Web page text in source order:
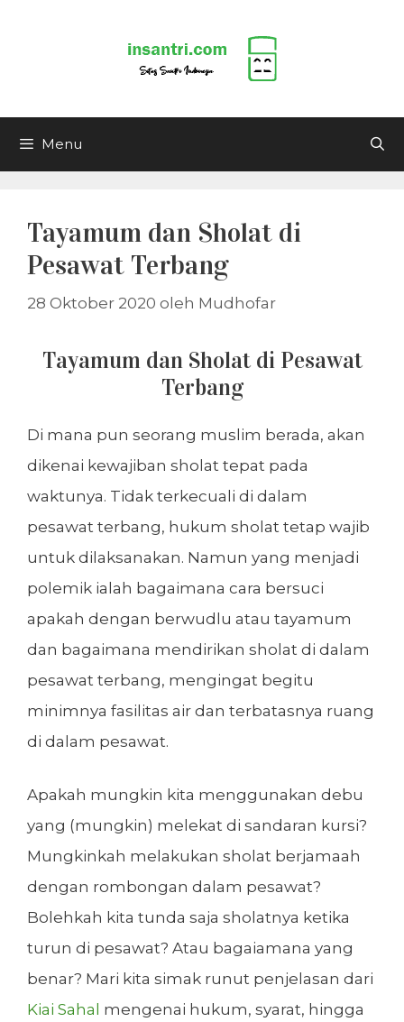
Menu
Tayamum dan Sholat di
Pesawat Terbang
28 Oktober 2020 oleh Mudhofar
Tayamum dan Sholat di Pesawat
Terbang
Di mana pun seorang muslim berada, akan
dikenai kewajiban sholat tepat pada
waktunya. Tidak terkecuali di dalam
pesawat terbang, hukum sholat tetap wajib
untuk dilaksanakan. Namun yang menjadi
polemik ialah bagaimana cara bersuci
apakah dengan berwudlu atau tayamum
dan bagaimana mendirikan sholat di dalam
pesawat terbang, mengingat begitu
minimnya fasilitas air dan terbatasnya ruang
di dalam pesawat.
Apakah mungkin kita menggunakan debu
yang (mungkin) melekat di sandaran kursi?
Mungkinkah melakukan sholat berjamaah
dengan rombongan dalam pesawat?
Bolehkah kita tunda saja sholatnya ketika
turun di pesawat? Atau bagaiamana yang
benar? Mari kita simak runut penjelasan dari
Kiai Sahal mengenai hukum, syarat, hingga